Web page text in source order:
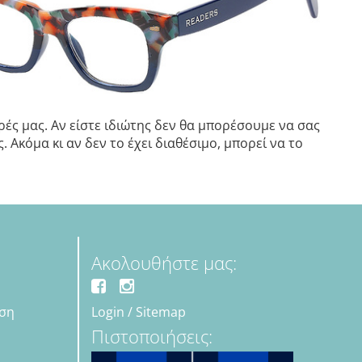
μας. Αν είστε ιδιώτης δεν θα μπορέσουμε να σας
κι αν δεν το έχει διαθέσιμο, μπορεί να το
Ακολουθήστε μας:
Login / Sitemap
Πιστοποιήσεις: